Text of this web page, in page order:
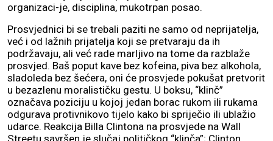
organizaci-je, disciplina, mukotrpan posao.
Prosvjednici bi se trebali paziti ne samo od neprijatelja,
već i od lažnih prijatelja koji se pretvaraju da ih
podržavaju, ali već rade marljivo na tome da razblaže
prosvjed. Baš poput kave bez kofeina, piva bez alkohola,
sladoleda bez šećera, oni će prosvjede pokušat pretvorit
u bezazlenu moralističku gestu. U boksu, “klinč”
označava poziciju u kojoj jedan borac rukom ili rukama
odgurava protivnikovo tijelo kako bi spriječio ili ublažio
udarce. Reakcija Billa Clintona na prosvjede na Wall